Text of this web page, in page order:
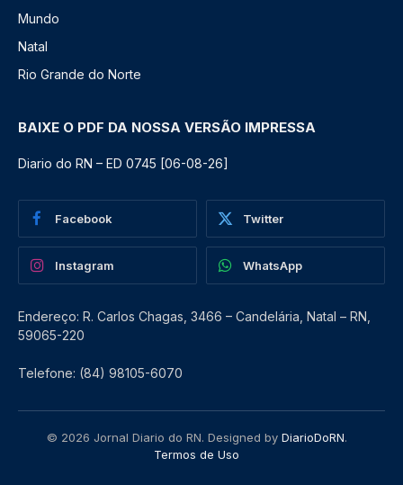
Mundo
Natal
Rio Grande do Norte
BAIXE O PDF DA NOSSA VERSÃO IMPRESSA
Diario do RN – ED 0745 [06-08-26]
Facebook Twitter
Instagram WhatsApp
Endereço: R. Carlos Chagas, 3466 – Candelária, Natal – RN,
59065-220
Telefone: (84) 98105-6070
© 2026 Jornal Diario do RN. Designed by DiarioDoRN.
Termos de Uso